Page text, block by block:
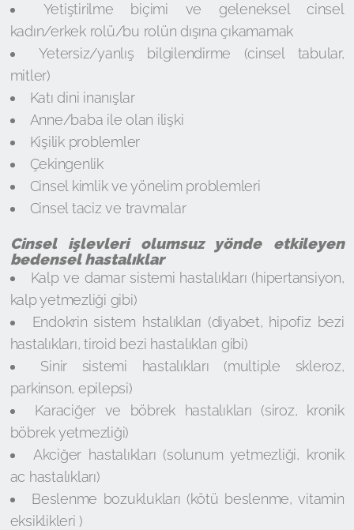
Yetiştirilme biçimi ve geleneksel cinsel
kadın/erkek rolü/bu rolün dışına çıkamamak
Yetersiz/yanlış bilgilendirme (cinsel tabular,
mitler)
Katı dini inanışlar
Anne/baba ile olan ilişki
Kişilik problemler
Çekingenlik
Cinsel kimlik ve yönelim problemleri
Cinsel taciz ve travmalar
Cinsel işlevleri olumsuz yönde etkileyen
bedensel hastalıklar
Kalp ve damar sistemi hastalıkları (hipertansiyon,
kalp yetmezliği gibi)
Endokrin sistem hstalıkları (diyabet, hipofiz bezi
hastalıkları, tiroid bezi hastalıkları gibi)
Sinir sistemi hastalıkları (multiple skleroz,
parkinson, epilepsi)
Karaciğer ve böbrek hastalıkları (siroz, kronik
böbrek yetmezliği)
Akciğer hastalıkları (solunum yetmezliği, kronik
ac hastalıkları)
Beslenme bozuklukları (kötü beslenme, vitamin
eksiklikleri )